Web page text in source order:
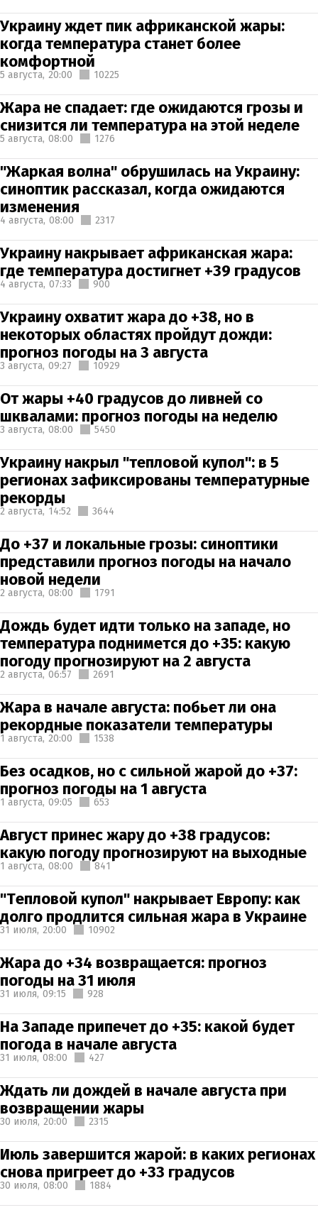
Украину ждет пик африканской жары:
когда температура станет более
комфортной
5 августа, 20:00 10225
Жара не спадает: где ожидаются грозы и
снизится ли температура на этой неделе
5 августа, 08:00 1276
"Жаркая волна" обрушилась на Украину:
синоптик рассказал, когда ожидаются
изменения
4 августа, 08:00 2317
Украину накрывает африканская жара:
где температура достигнет +39 градусов
4 августа, 07:33 900
Украину охватит жара до +38, но в
некоторых областях пройдут дожди:
прогноз погоды на 3 августа
3 августа, 09:27 10929
От жары +40 градусов до ливней со
шквалами: прогноз погоды на неделю
3 августа, 08:00 5450
Украину накрыл "тепловой купол": в 5
регионах зафиксированы температурные
рекорды
2 августа, 14:52 3644
До +37 и локальные грозы: синоптики
представили прогноз погоды на начало
новой недели
2 августа, 08:00 1791
Дождь будет идти только на западе, но
температура поднимется до +35: какую
погоду прогнозируют на 2 августа
2 августа, 06:57 2691
Жара в начале августа: побьет ли она
рекордные показатели температуры
1 августа, 20:00 1538
Без осадков, но с сильной жарой до +37:
прогноз погоды на 1 августа
1 августа, 09:05 653
Август принес жару до +38 градусов:
какую погоду прогнозируют на выходные
1 августа, 08:00 841
"Тепловой купол" накрывает Европу: как
долго продлится сильная жара в Украине
31 июля, 20:00 10902
Жара до +34 возвращается: прогноз
погоды на 31 июля
31 июля, 09:15 928
На Западе припечет до +35: какой будет
погода в начале августа
31 июля, 08:00 427
Ждать ли дождей в начале августа при
возвращении жары
30 июля, 20:00 2315
Июль завершится жарой: в каких регионах
снова пригреет до +33 градусов
30 июля, 08:00 1884